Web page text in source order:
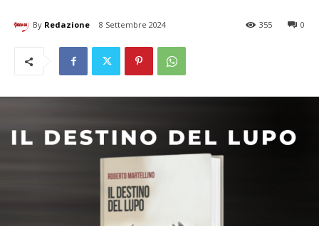
By Redazione 8 Settembre 2024 0
355